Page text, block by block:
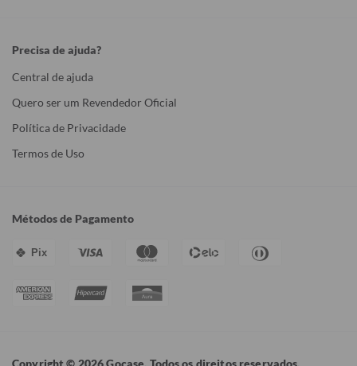
Precisa de ajuda?
Central de ajuda
Quero ser um Revendedor Oficial
Política de Privacidade
Termos de Uso
Métodos de Pagamento
Pix
Copyright © 2026 Gocase. Todos os direitos reservados.